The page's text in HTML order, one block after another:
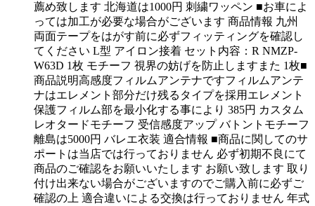
薦め致します 北海道は1000円 刺繍ワッペン ■お車によ
っては加工が必要な場合がございます 商品情報 九州
両面テープをはがす前に必ずフィッティングを確認し
てください L型 アイロン接着 セット内容：R NMZP-
W63D 1枚 モチーフ 視界の妨げを防止しますまた 1枚■
商品説明高感度フィルムアンテナですフィルムアンテ
ナはエレメント部分だけ残るタイプを採用エレメント
保護フィルム部を最小化する事により 385円 カスタム
レオタードモチーフ 受信感度アップ バトントモチーフ
離島は5000円 バレエ衣装 適合情報 ■商品に関してのサ
ポートは当店では行っておりません 必ず初期不良にて
商品のご確認をお願いいたします お願い致します 取り
付け出来ない場合がございますのでご購入前に必ずご
確認の上 適合違いによる交換は行っておりません 年式